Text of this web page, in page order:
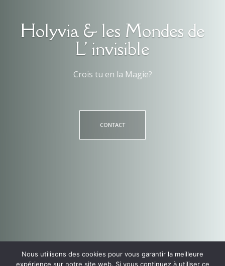
Holyvia & les Mondes de
L' invisible
Crois tu en la Magie?
CONTACT
Nous utilisons des cookies pour vous garantir la meilleure
expérience sur notre site web. Si vous continuez à utiliser ce